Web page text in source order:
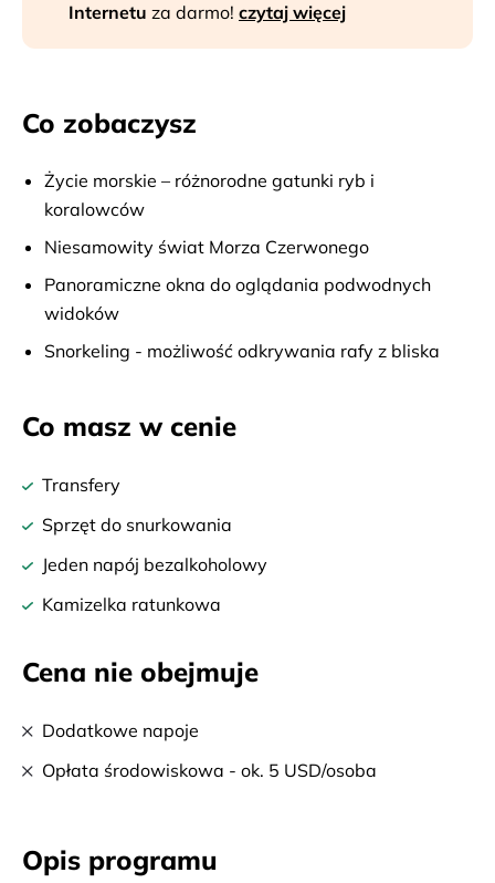
Internetu za darmo! czytaj więcej
Co zobaczysz
Życie morskie – różnorodne gatunki ryb i
koralowców
Niesamowity świat Morza Czerwonego
Panoramiczne okna do oglądania podwodnych
widoków
Snorkeling - możliwość odkrywania rafy z bliska
Co masz w cenie
Transfery
Sprzęt do snurkowania
Jeden napój bezalkoholowy
Kamizelka ratunkowa
Cena nie obejmuje
Dodatkowe napoje
Opłata środowiskowa - ok. 5 USD/osoba
Opis programu